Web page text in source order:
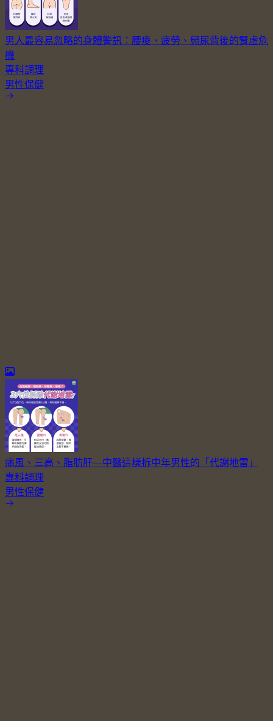
男人最容易忽略的身體警訊：腰痠、疲勞、頻尿背後的腎虛危
機
專科調理
男性保健
痛風、三高、脂肪肝—中醫這樣拆中年男性的「代謝地雷」
專科調理
男性保健